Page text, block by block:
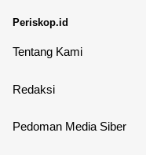
Periskop.id
Tentang Kami
Redaksi
Pedoman Media Siber